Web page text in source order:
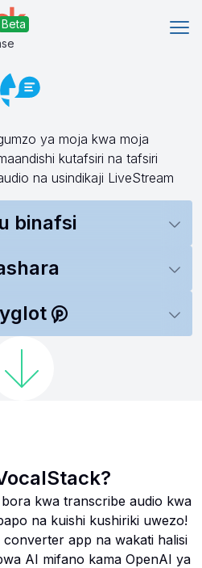
ya moja kwa moja
kutafsiri na tafsiri
na usindikaji LiveStream
binafsi
kwa transcribe audio kwa
na kuishi kushiriki uwezo!
converter app na wakati halisi
AI mifano kama OpenAI ya